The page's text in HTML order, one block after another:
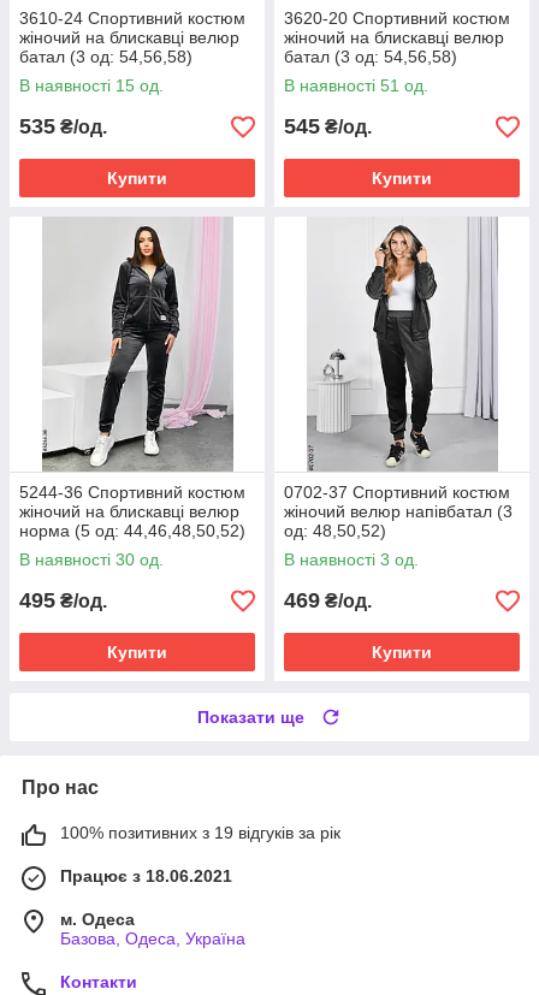
3610-24 Спортивний костюм
жіночий на блискавці велюр
батал (3 од: 54,56,58)
В наявності 15 од.
535 ₴/од.
Купити
3620-20 Спортивний костюм
жіночий на блискавці велюр
батал (3 од: 54,56,58)
В наявності 51 од.
545 ₴/од.
Купити
5244-36 Спортивний костюм
жіночий на блискавці велюр
норма (5 од: 44,46,48,50,52)
В наявності 30 од.
495 ₴/од.
Купити
0702-37 Спортивний костюм
жіночий велюр напівбатал (3
од: 48,50,52)
В наявності 3 од.
469 ₴/од.
Купити
Показати ще
Про нас
100% позитивних з 19 відгуків за рік
Працює з 18.06.2021
м. Одеса
Базова, Одеса, Україна
Контакти